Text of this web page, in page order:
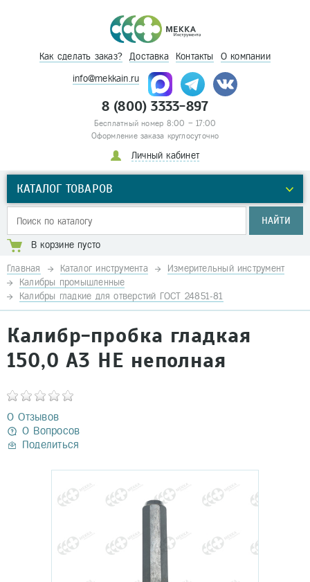
Как сделать заказ? Доставка Контакты О компании
info@mekkain.ru
8 (800) 3333-897
Бесплатный номер 8:00 – 17:00
Оформление заказа круглосуточно
Личный кабинет
КАТАЛОГ ТОВАРОВ
НАЙТИ
В корзине пусто
Главная Каталог инструмента
Измерительный инструмент
Калибры промышленные
Калибры гладкие для отверстий ГОСТ 24851-81
Калибр-пробка гладкая
150,0 А3 НЕ неполная
0 Отзывов
0 Вопросов
Поделиться